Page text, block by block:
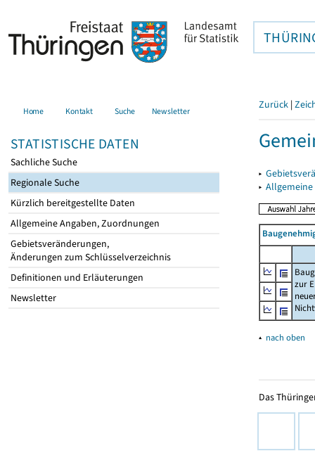
Home Kontakt Suche Newsletter
STATISTISCHE DATEN
Sachliche Suche
Regionale Suche
Kürzlich bereitgestellte Daten
Allgemeine Angaben, Zuordnungen
Gebietsveränderungen,
Änderungen zum Schlüsselverzeichnis
Definitionen und Erläuterungen
Newsletter
Zurück |
▸
▸
zur
▴ nach oben
Das